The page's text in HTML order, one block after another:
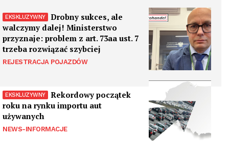
Drobny sukces, ale
walczymy dalej! Ministerstwo
przyznaje: problem z art. 73aa ust. 7
trzeba rozwiązać szybciej
REJESTRACJA POJAZDÓW
Rekordowy początek
roku na rynku importu aut
używanych
NEWS-INFORMACJE